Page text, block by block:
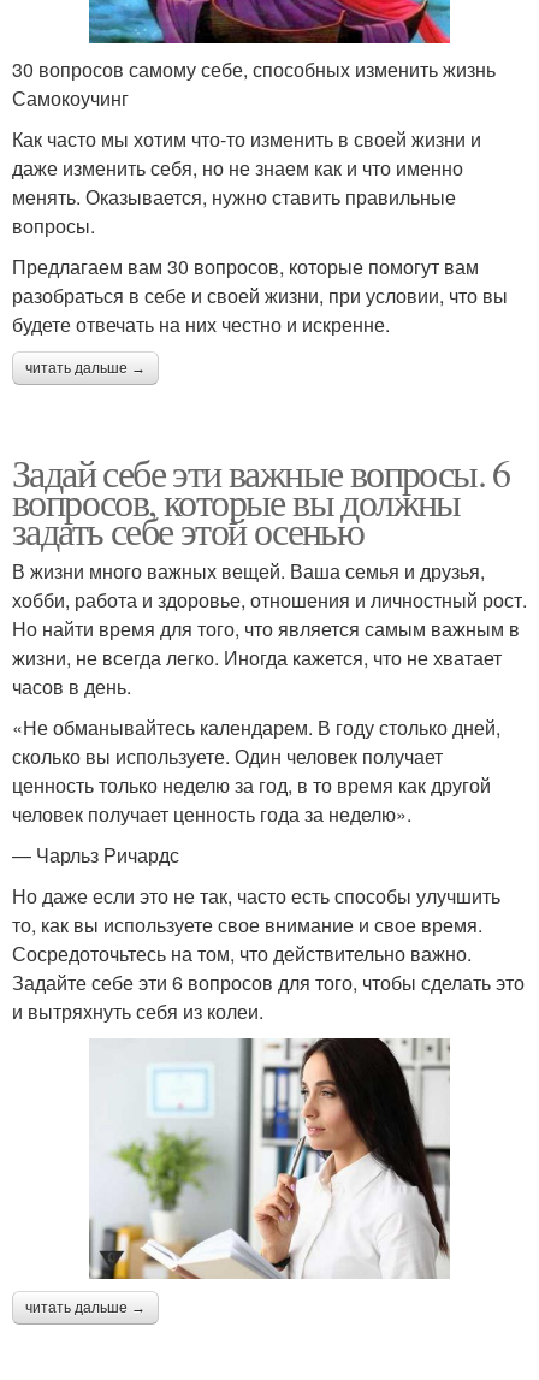
30 вопросов самому себе, способных изменить жизнь
Самокоучинг
Как часто мы хотим что-то изменить в своей жизни и
даже изменить себя, но не знаем как и что именно
менять. Оказывается, нужно ставить правильные
вопросы.
Предлагаем вам 30 вопросов, которые помогут вам
разобраться в себе и своей жизни, при условии, что вы
будете отвечать на них честно и искренне.
читать дальше →
Задай себе эти важные вопросы. 6
вопросов, которые вы должны
задать себе этой осенью
В жизни много важных вещей. Ваша семья и друзья,
хобби, работа и здоровье, отношения и личностный рост.
Но найти время для того, что является самым важным в
жизни, не всегда легко. Иногда кажется, что не хватает
часов в день.
«Не обманывайтесь календарем. В году столько дней,
сколько вы используете. Один человек получает
ценность только неделю за год, в то время как другой
человек получает ценность года за неделю».
— Чарльз Ричардс
Но даже если это не так, часто есть способы улучшить
то, как вы используете свое внимание и свое время.
Сосредоточьтесь на том, что действительно важно.
Задайте себе эти 6 вопросов для того, чтобы сделать это
и вытряхнуть себя из колеи.
читать дальше →